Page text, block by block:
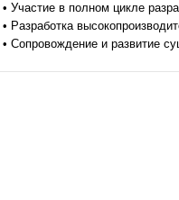
• Участие в полном цикле
• Разработка
• Сопровождение и развитие